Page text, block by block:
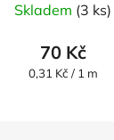
Skladem (3 ks)
70 Kč
Měrná
0,31 Kč / 1 m